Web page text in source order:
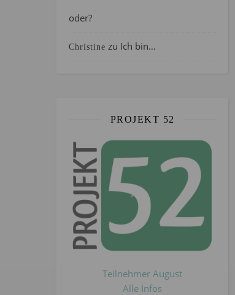
oder?
Christine zu Ich bin…
PROJEKT 52
Teilnehmer August
Alle Infos